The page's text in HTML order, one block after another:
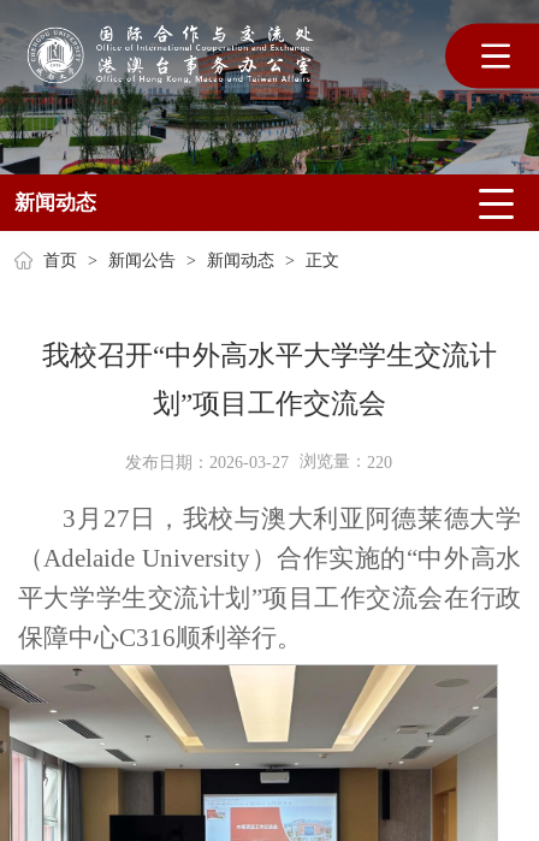
新闻动态
首页 > 新闻公告 > 新闻动态 > 正文
我校召开“中外高水平大学学生交流计
划”项目工作交流会
发布日期：2026-03-27 浏览量： 220
3 月 27 日，我校与澳大利亚阿德莱德大学
（Adelaide University）合作实施的“中外高水
平大学学生交流计划”项目工作交流会在行政
保障中心C316顺利举行。